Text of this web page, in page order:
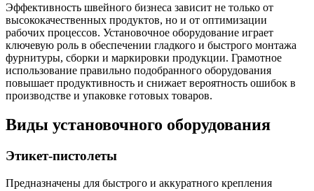
Эффективность швейного бизнеса зависит не только от
высококачественных продуктов, но и от оптимизации
рабочих процессов. Установочное оборудование играет
ключевую роль в обеспечении гладкого и быстрого монтажа
фурнитуры, сборки и маркировки продукции. Грамотное
использование правильно подобранного оборудования
повышает продуктивность и снижает вероятность ошибок в
производстве и упаковке готовых товаров.
Виды установочного оборудования
Этикет-пистолеты
Предназначены для быстрого и аккуратного крепления